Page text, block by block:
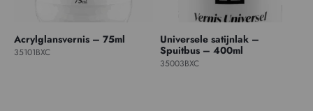
Acrylglansvernis – 75ml
35101BXC
Universele satijnlak –
Spuitbus – 400ml
35003BXC